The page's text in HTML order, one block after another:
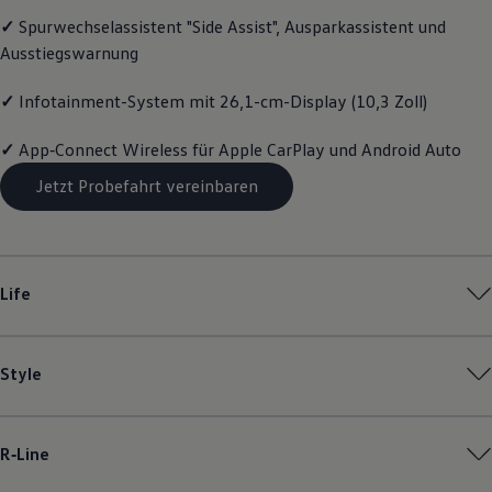
Magazin
Lifestyle
Transport
Elektromobilität
Volkswagen R
Volkswagen Kundenbetreuung
✓ Spurwechselassistent "Side Assist", Ausparkassistent und
Ausstiegswarnung
✓ Infotainment-System mit 26,1-cm-Display (10,3 Zoll)
✓ App‑Connect Wireless für Apple CarPlay und Android Auto
Jetzt Probefahrt vereinbaren
Life
Style
R‑Line